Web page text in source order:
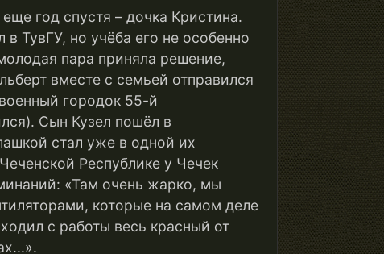
год спустя – дочка Кристина.
ТувГУ, но учёба его не особенно
пара приняла решение,
вместе с семьей отправился
городок 55-й
Сын Кузел пошёл в
стал уже в одной их
Республике у Чечек
«Там очень жарко, мы
которые на самом деле
с работы весь красный от